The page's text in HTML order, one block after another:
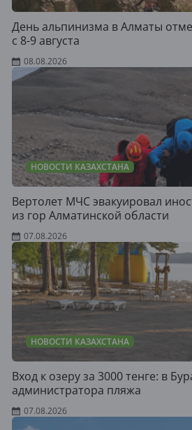
День альпинизма в Алматы
с 8-9 августа
08.08.2026
НОВОСТИ КАЗАХСТАНА
Вертолет МЧС эвакуировал
из гор Алматинской области
07.08.2026
НОВОСТИ КАЗАХСТАНА
Вход к озеру за 3000 тенге: в
администратора пляжа
07.08.2026